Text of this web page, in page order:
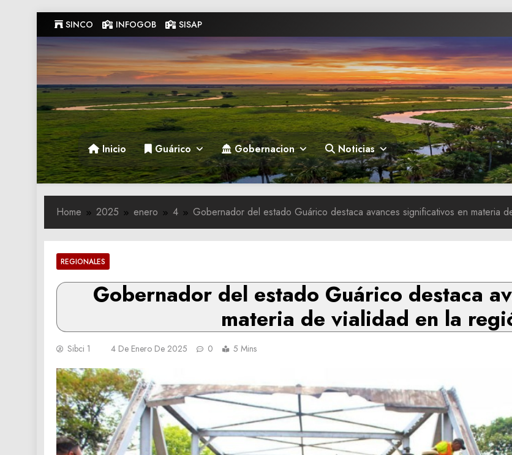
to
content
SINCO INFOGOB SISAP
Gobernacion de Guarico
Gobernacion de Guarico
Inicio Guárico Gobernacion Noticias
Home 2025 enero 4 Gobernador del estado Guárico destaca avances significativos en materia
REGIONALES
Gobernador del estado Guárico destaca
materia de vialidad en la
Sibci 1 4 De Enero De 2025 0 5 Mins